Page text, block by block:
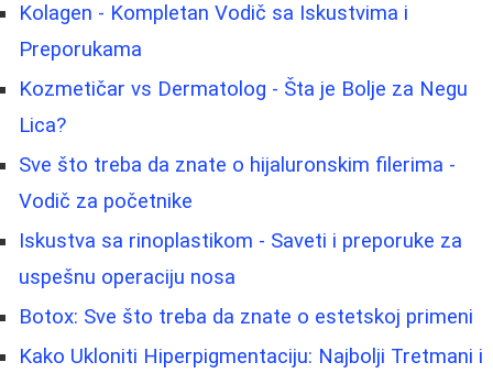
Kolagen - Kompletan Vodič sa Iskustvima i
Preporukama
Kozmetičar vs Dermatolog - Šta je Bolje za Negu
Lica?
Sve što treba da znate o hijaluronskim filerima -
Vodič za početnike
Iskustva sa rinoplastikom - Saveti i preporuke za
uspešnu operaciju nosa
Botox: Sve što treba da znate o estetskoj primeni
Kako Ukloniti Hiperpigmentaciju: Najbolji Tretmani i